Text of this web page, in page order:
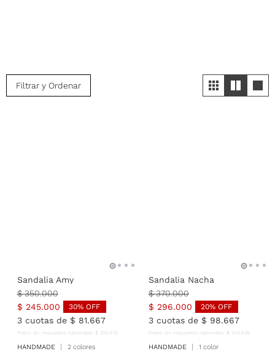
Filtrar y Ordenar
Sandalia Amy
$ 350.000
$ 245.000 30% OFF
3cuotas de $ 81.667
Precio sin impuestos nacionales: $ 202. 479
HANDMADE 2 colores
Sandalia Nacha
$ 370.000
$ 296.000 20% OFF
3cuotas de $ 98.667
Precio sin impuestos nacionales: $ 244 628
HANDMADE 1 color